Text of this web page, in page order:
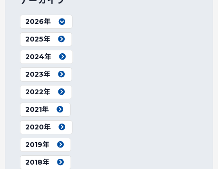
2026年
2025年
2024年
2023年
2022年
2021年
2020年
2019年
2018年